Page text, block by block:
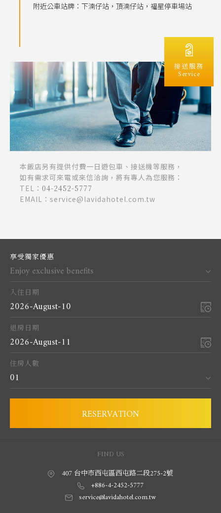
附近公車站牌：下湳仔站，頂湳仔站，福星停車場站
接送服務
Service
本飯店另有提供付費一日遊包車、接送機等服務，
如有需求可來電或來信洽詢，將有專人為您服務：
TEL： 04-2452-5777
EMAIL：service@lavidahotel.com.tw
享受獨家優惠
Enjoy exclusive benefits
入住日期
2026-August-10
退房日期
2026-August-11
住房人數
01
RESERVATION
407 台中市西屯區西屯路二段275-2號
+886-4-2452-5777
service@lavidahotel.com.tw